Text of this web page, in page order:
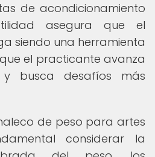
de acondicionamiento
asegura que el
siendo una herramienta
el practicante avanza
busca desafíos más
de peso para artes
considerar la